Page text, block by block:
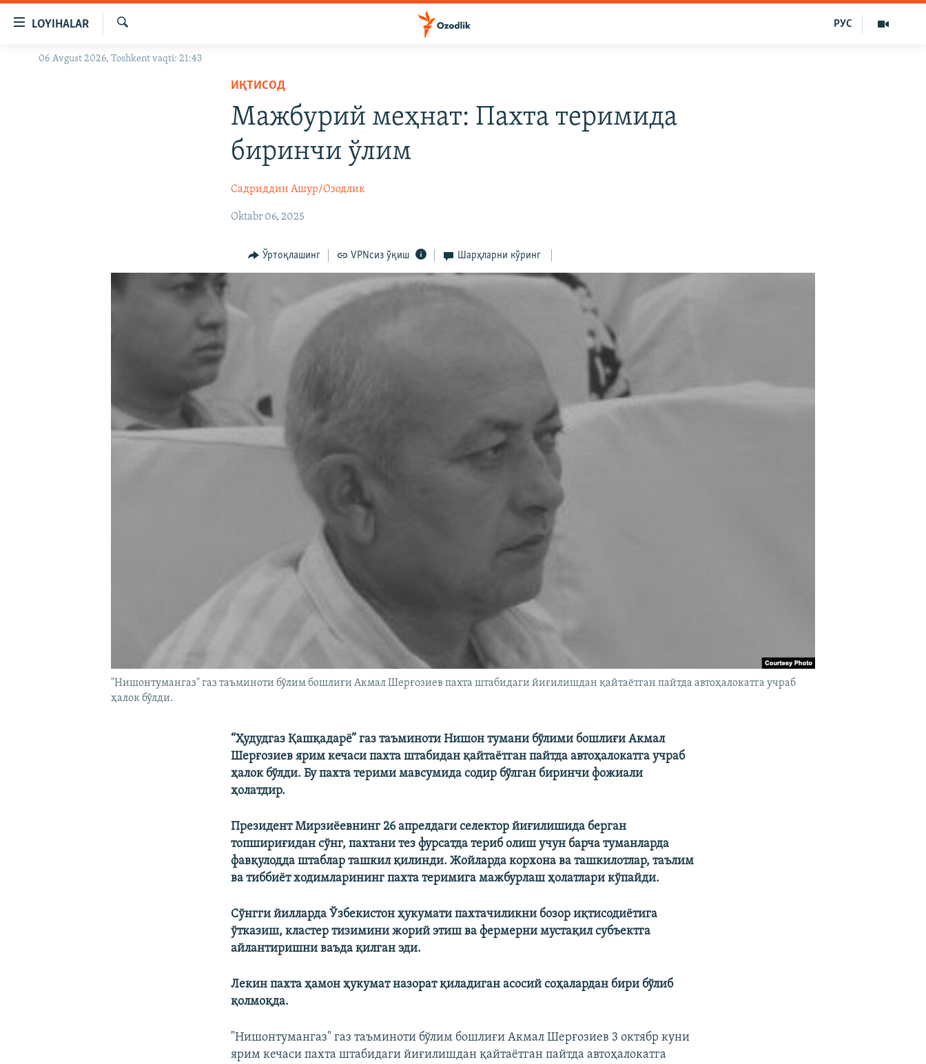
Бош
LOYIHALAR
OZODLIK SURISHTIRUVLARI
Излаш
РУС
06 Avgust 2026, Toshkent vaqti: 21:43
ИҚТИСОД
Мажбурий меҳнат: Пахта теримида
биринчи ўлим
Садриддин Ашур/Озодлик
Oktabr 06, 2025
Ўртоқлашинг VPNсиз ўқиш Шарҳларни кўринг
"Нишонтумангаз" газ таъминоти бўлим бошлиғи Акмал Шерғозиев пахта штабидаги йиғилишдан қайтаётган пайтда автоҳалокатга учраб
ҳалок бўлди.
“Ҳудудгаз Қашқадарё” газ таъминоти Нишон тумани бўлими бошлиғи Акмал
Шерғозиев ярим кечаси пахта штабидан қайтаётган пайтда автоҳалокатга учраб
ҳалок бўлди. Бу пахта терими мавсумида содир бўлган биринчи фожиали
ҳолатдир.
Президент Мирзиёевнинг 26 апрелдаги селектор йиғилишида берган
топшириғидан сўнг, пахтани тез фурсатда териб олиш учун барча туманларда
фавқулодда штаблар ташкил қилинди. Жойларда корхона ва ташкилотлар, таълим
ва тиббиёт ходимларининг пахта теримига мажбурлаш ҳолатлари кўпайди.
Сўнгги йилларда Ўзбекистон ҳукумати пахтачиликни бозор иқтисодиётига
ўтказиш, кластер тизимини жорий этиш ва фермерни мустақил субъектга
айлантиришни ваъда қилган эди.
Лекин пахта ҳамон ҳукумат назорат қиладиган асосий соҳалардан бири бўлиб
қолмоқда.
"Нишонтумангаз" газ таъминоти бўлим бошлиғи Акмал Шерғозиев 3 октябр куни
ярим кечаси пахта штабидаги йиғилишдан қайтаётган пайтда автоҳалокатга